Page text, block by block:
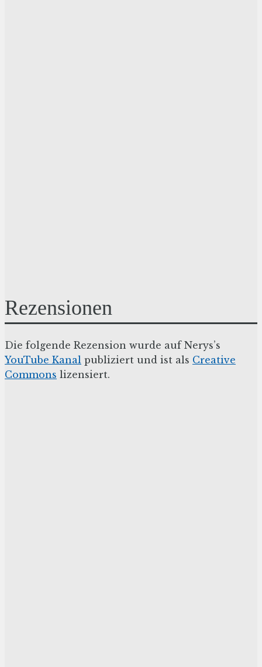
Rezensionen
Die folgende Rezension wurde auf Nerys’s
YouTube Kanal publiziert und ist als Creative
Commons lizensiert.